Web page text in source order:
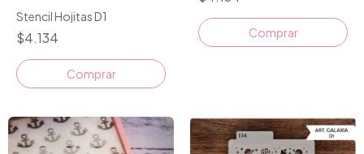
Stencil Hojitas D1
$4.134